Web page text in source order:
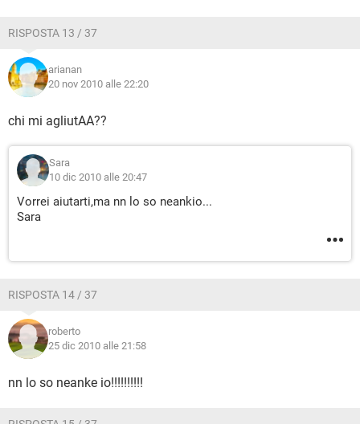
RISPOSTA 13 / 37
arianan
20 nov 2010 alle 22:20
chi mi agliutAA??
Sara
10 dic 2010 alle 20:47
Vorrei aiutarti,ma nn lo so neankio...
Sara
RISPOSTA 14 / 37
roberto
25 dic 2010 alle 21:58
nn lo so neanke io!!!!!!!!!!